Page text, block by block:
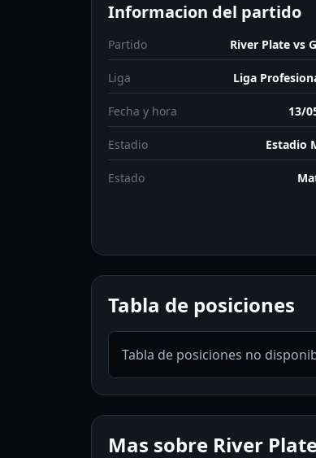
Informacion del partido
Partido River Plate vs
Liga Liga
Fecha y hora 13/
Estadio Estadio
Estado
Tabla de posiciones
Tabla de posiciones no
Mas sobre River